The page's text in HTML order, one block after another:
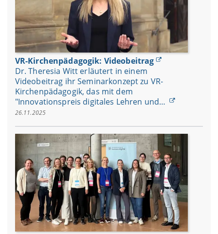
VR-Kirchenpädagogik: Videobeitrag
Dr. Theresia Witt erläutert in einem
Videobeitrag ihr Seminarkonzept zu VR-
Kirchenpädagogik, das mit dem
"Innovationspreis digitales Lehren und…
26.11.2025